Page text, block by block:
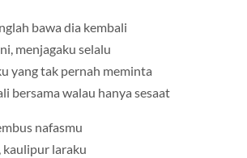
bawa dia kembali
menjagaku selalu
yang tak pernah meminta
bersama walau hanya sesaat
nafasmu
kaulipur laraku